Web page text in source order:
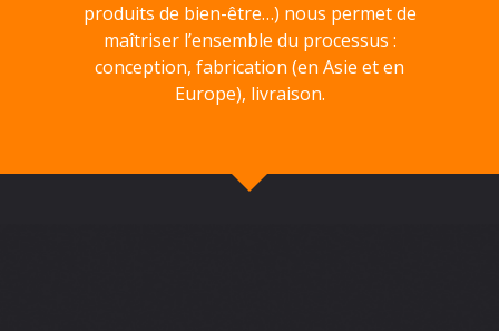
produits de bien-être…) nous permet de
maîtriser l’ensemble du processus :
conception, fabrication (en Asie et en
Europe), livraison.